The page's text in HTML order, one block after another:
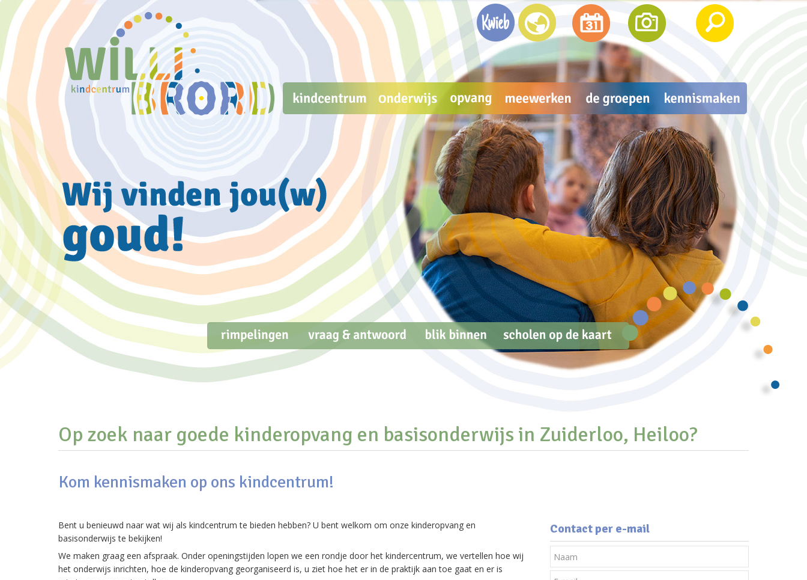
Op zoek naar goede kinderopvang en basisonderwijs in Zuiderloo, Heiloo?
Kom kennismaken op ons kindcentrum!
Bent u benieuwd naar wat wij als kindcentrum te bieden hebben? U bent welkom om onze kinderopvang en
basisonderwijs te bekijken!
We maken graag een afspraak. Onder openingstijden lopen we een rondje door het kindercentrum, we vertellen hoe wij
het onderwijs inrichten, hoe de kinderopvang georganiseerd is, u ziet hoe het er in de praktijk aan toe gaat en er is
Contact per e-mail